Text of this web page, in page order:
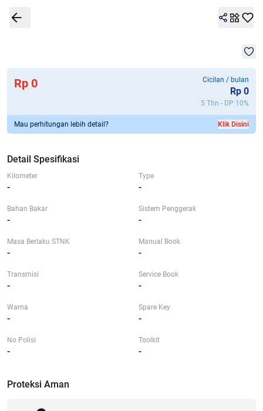
Detail Spesifikasi Bandingkan 1/1
Rp 0 Cicilan / bulan
Rp 0
5 Thn - DP 10%
Mau perhitungan lebih detail? Klik Disini
Detail Spesifikasi
Kilometer
-
Type
-
Bahan Bakar
-
Sistem Penggerak
-
Masa Berlaku STNK
-
Manual Book
-
Transmisi
-
Service Book
-
Warna
-
Spare Key
-
No Polisi
-
Toolkit
-
Proteksi Aman